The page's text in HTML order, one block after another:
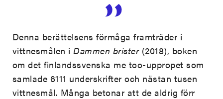
Denna berättelsens förmåga framträder i
vittnesmålen iDammen brister (2018), boken
om det finlandssvenska me too-uppropet som
samlade 6111 underskrifter och nästan tusen
vittnesmål. Många betonar att de aldrig förr